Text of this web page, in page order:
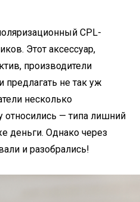
CPL-
Этот аксессуар,
производители
предлагать не так уж
несколько
относились — типа лишний
деньги. Однако через
и разобрались!